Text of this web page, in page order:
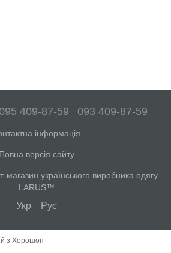
095 409-87-59 093 409-87-59
інформація
Повна версія сайту
українського виробника одягу
LARUS™
Укр Рус
з Хорошоп